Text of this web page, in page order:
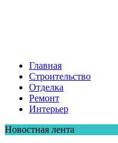
Главная
Строительство
Отделка
Ремонт
Интерьер
Новостная лента